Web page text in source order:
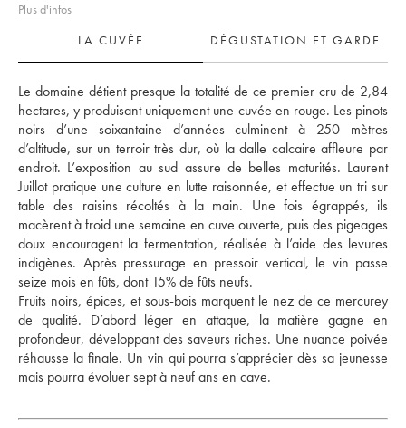
Plus d'infos
LA CUVÉE
DÉGUSTATION ET GARDE
Le domaine détient presque la totalité de ce premier cru de 2,84
hectares, y produisant uniquement une cuvée en rouge. Les pinots
noirs d’une soixantaine d’années culminent à 250 mètres
d’altitude, sur un terroir très dur, où la dalle calcaire affleure par
endroit. L’exposition au sud assure de belles maturités. Laurent
Juillot pratique une culture en lutte raisonnée, et effectue un tri sur
table des raisins récoltés à la main. Une fois égrappés, ils
macèrent à froid une semaine en cuve ouverte, puis des pigeages
doux encouragent la fermentation, réalisée à l’aide des levures
indigènes. Après pressurage en pressoir vertical, le vin passe
seize mois en fûts, dont 15% de fûts neufs.
Fruits noirs, épices, et sous-bois marquent le nez de ce mercurey
de qualité. D’abord léger en attaque, la matière gagne en
profondeur, développant des saveurs riches. Une nuance poivée
réhausse la finale. Un vin qui pourra s’apprécier dès sa jeunesse
mais pourra évoluer sept à neuf ans en cave.